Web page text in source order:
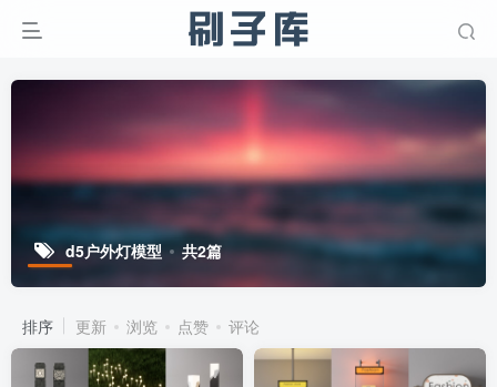
d5户外灯模型 共2篇
排序 更新 浏览 点赞 评论